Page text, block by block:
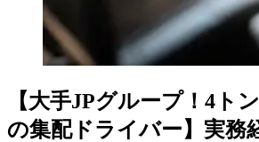
【大手JPグループ！4ト
の集配ドライバー】実務